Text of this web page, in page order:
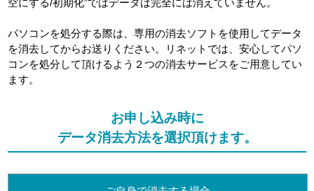
パソコンを処分する際は、専用の消去ソフトを使用してデータ
を消去してからお送りください。リネットでは、安心してパソ
コンを処分して頂けるよう２つの消去サービスをご用意してい
ます。
お申し込み時に
データ消去方法を選択頂けます。